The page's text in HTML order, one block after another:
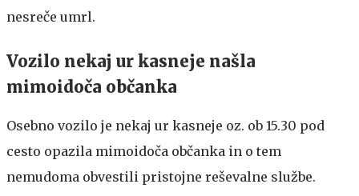
nesreče umrl.
Vozilo nekaj ur kasneje našla
mimoidoča občanka
Osebno vozilo je nekaj ur kasneje oz. ob 15.30 pod
cesto opazila mimoidoča občanka in o tem
nemudoma obvestili pristojne reševalne službe.